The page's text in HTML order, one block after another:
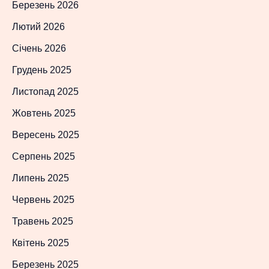
Березень 2026
Лютий 2026
Січень 2026
Грудень 2025
Листопад 2025
Жовтень 2025
Вересень 2025
Серпень 2025
Липень 2025
Червень 2025
Травень 2025
Квітень 2025
Березень 2025